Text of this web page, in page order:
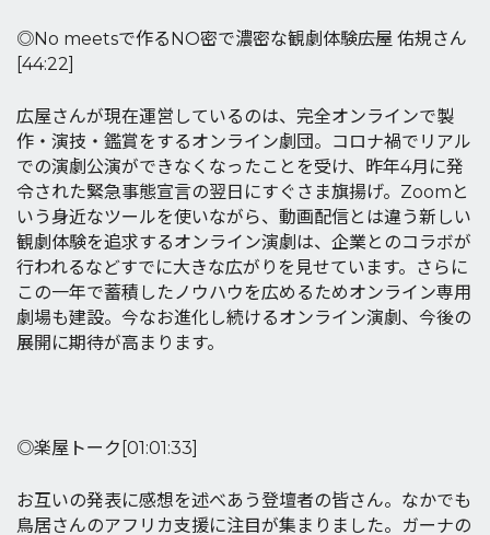
◎No meetsで作るNO密で濃密な観劇体験――広屋 佑規さん
[44:22]
広屋さんが現在運営しているのは、完全オンラインで製
作・演技・鑑賞をするオンライン劇団。コロナ禍でリアル
での演劇公演ができなくなったことを受け、昨年4月に発
令された緊急事態宣言の翌日にすぐさま旗揚げ。Zoomと
いう身近なツールを使いながら、動画配信とは違う新しい
観劇体験を追求するオンライン演劇は、企業とのコラボが
行われるなどすでに大きな広がりを見せています。さらに
この一年で蓄積したノウハウを広めるためオンライン専用
劇場も建設。今なお進化し続けるオンライン演劇、今後の
展開に期待が高まります。
◎楽屋トーク[01:01:33​]
お互いの発表に感想を述べあう登壇者の皆さん。なかでも
鳥居さんのアフリカ支援に注目が集まりました。ガーナの